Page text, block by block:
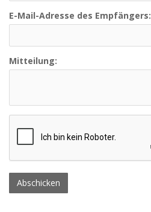
E-Mail-Adresse des Empfängers:
Mitteilung:
Abschicken